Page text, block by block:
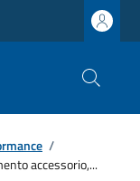
/
accessorio,...